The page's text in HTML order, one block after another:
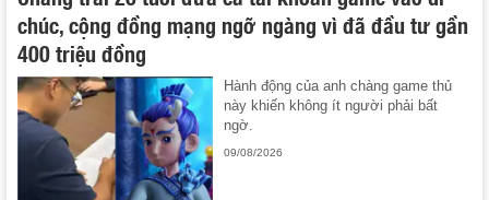
chúc, cộng đồng mạng ngỡ ngàng vì đã đầu tư gần
400 triệu đồng
Hành động của anh chàng game thủ
này khiến không ít người phải bất
ngờ.
09/08/2026